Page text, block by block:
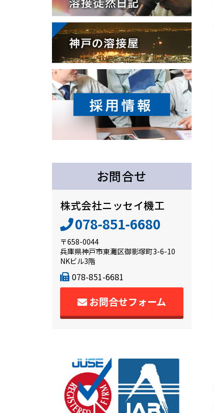
お問合せ
株式会社ニッセイ機工
078-851-6680
〒658-0044
兵庫県神戸市東灘区御影塚町3-6-10
NKビル3階
078-851-6681
お問合せフォーム